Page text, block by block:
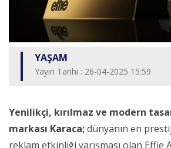
YAŞAM
Yayın Tarihi : 26-04-2025 15:59
Yenilikçi, kırılmaz ve modern
markası Karaca;dünyanın en
reklam etkinliği yarışması olan Effie